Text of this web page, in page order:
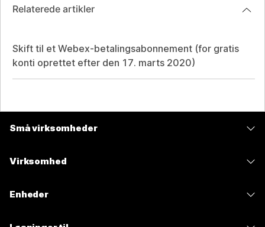
Relaterede artikler
Skift til et Webex-betalingsabonnement (for gratis
konti oprettet efter den 17. marts 2020)
Små virksomheder
Virksomhed
Enheder